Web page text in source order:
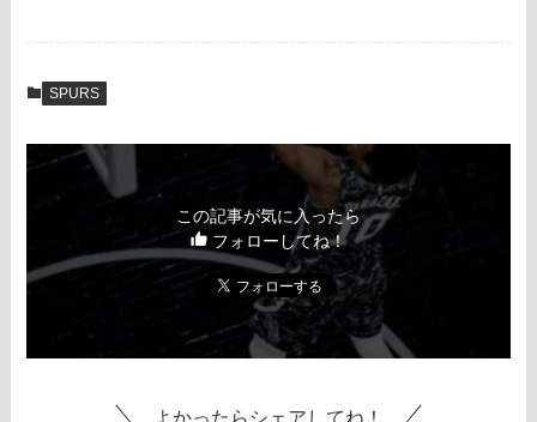
SPURS
この記事が気に入ったら
フォローしてね！
よかったらシェアしてね！